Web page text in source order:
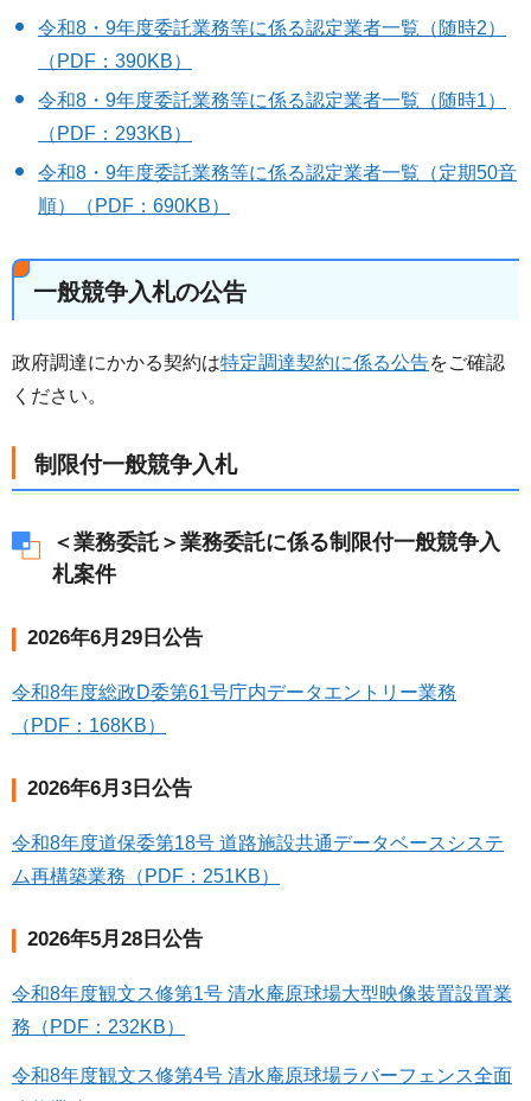
令和8・9年度委託業務等に係る認定業者一覧（随時2）
（PDF：390KB）
令和8・9年度委託業務等に係る認定業者一覧（随時1）
（PDF：293KB）
令和8・9年度委託業務等に係る認定業者一覧（定期50音
順）（PDF：690KB）
一般競争入札の公告
政府調達にかかる契約は特定調達契約に係る公告をご確認
ください。
制限付一般競争入札
＜業務委託＞業務委託に係る制限付一般競争入
札案件
2026年6月29日公告
令和8年度総政D委第61号庁内データエントリー業務
（PDF：168KB）
2026年6月3日公告
令和8年度道保委第18号 道路施設共通データベースシステ
ム再構築業務（PDF：251KB）
2026年5月28日公告
令和8年度観文ス修第1号 清水庵原球場大型映像装置設置業
務（PDF：232KB）
令和8年度観文ス修第4号 清水庵原球場ラバーフェンス全面